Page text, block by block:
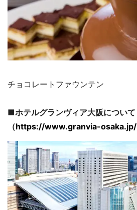
チョコレートファウンテン
■ホテルグランヴィア大阪について
（https://www.granvia-osaka.jp/